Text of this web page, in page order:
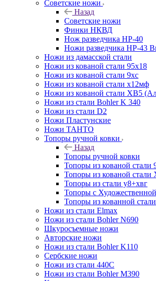
Советские ножи
Назад
Советские ножи
Финки НКВД
Нож разведчика НР-40
Ножи разведчика НР-43
Ножи из дамасской стали
Ножи из кованой стали 95х18
Ножи из кованой стали 9хс
Ножи из кованой стали х12мф
Ножи из кованой стали ХВ5
Ножи из стали Bohler K 340
Ножи из стали D2
Ножи Пластунские
Ножи ТАНТО
Топоры ручной ковки
Назад
Топоры ручной ковки
Топоры из кованой стали
Топоры из кованой
Топоры из стали у8+хвг
Топоры с Художественной
Топоры из кованной
Ножи из стали Elmax
Ножи из стали Bohler N690
Шкуросъемные ножи
Авторские ножи
Ножи из стали Bohler K110
Сербские ножи
Ножи из стали 440С
Ножи из стали Bohler M390